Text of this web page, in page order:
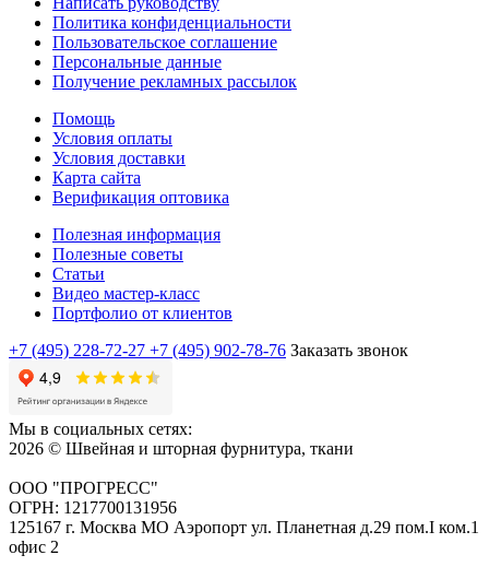
Политика конфиденциальности
Пользовательское соглашение
Персональные данные
Получение рекламных рассылок
Помощь
Условия оплаты
Условия доставки
Карта сайта
Верификация оптовика
Полезная информация
Полезные советы
Статьи
Видео мастер-класс
Портфолио от клиентов
+7 (495) 228-72-27 +7 (495) 902-78-76 Заказать звонок
Мы в социальных сетях:
2026 © Швейная и шторная фурнитура, ткани
ООО "ПРОГРЕСС"
ОГРН: 1217700131956
125167 г. Москва МО Аэропорт ул. Планетная д.29 пом.I ком.1
офис 2